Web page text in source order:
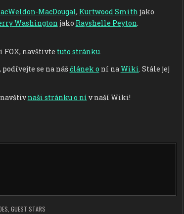
MacDougal, Kurtwood Smith jako
Washington jako Rayshelle Peyton.
FOX, navštivte tuto stránku.
se na náščlánek o ní naWiki. Stále jej
navštiv naši stránku o ní v naší Wiki!
,GUEST STARS